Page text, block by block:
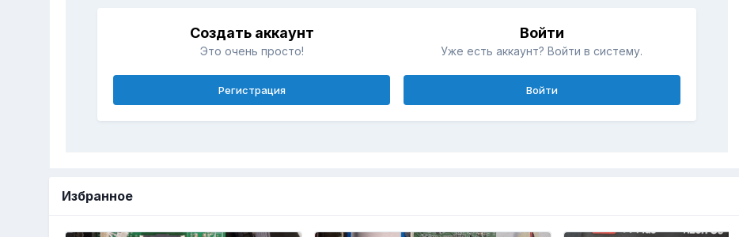
Создать аккаунт
Это очень просто!
Регистрация
Войти
Уже есть аккаунт? Войти в систему.
Войти
Избранное